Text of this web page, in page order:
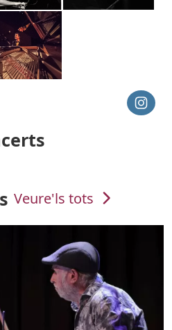
Veure'ls tots